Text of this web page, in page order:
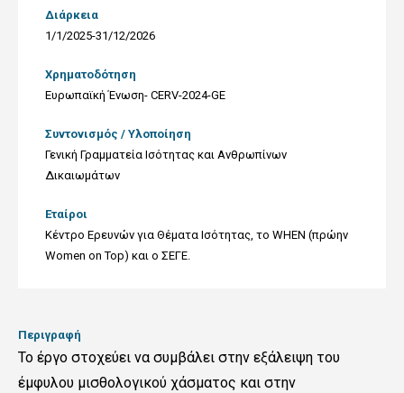
Διάρκεια
1/1/2025-31/12/2026
Χρηματοδότηση
Ευρωπαϊκή Ένωση- CERV-2024-GE
Συντονισμός / Υλοποίηση
Γενική Γραμματεία Ισότητας και Ανθρωπίνων
Δικαιωμάτων
Εταίροι
Κέντρο Ερευνών για Θέματα Ισότητας, το WHEN (πρώην
Women on Top) και ο ΣΕΓΕ.
Περιγραφή
Το έργο στοχεύει να συμβάλει στην εξάλειψη του
έμφυλου μισθολογικού χάσματος και στην